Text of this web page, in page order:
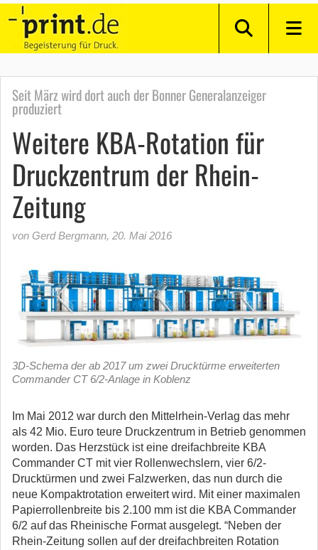
Seit März wird dort auch der Bonner Generalanzeiger
produziert
Weitere KBA-Rotation für
Druckzentrum der Rhein-
Zeitung
von Gerd Bergmann, 20. Mai 2016
3D-Schema der ab 2017 um zwei Drucktürme erweiterten
Commander CT 6/2-Anlage in Koblenz
Im Mai 2012 war durch den Mittelrhein-Verlag das mehr
als 42 Mio. Euro teure Druckzentrum in Betrieb genommen
worden. Das Herzstück ist eine dreifachbreite KBA
Commander CT mit vier Rollenwechslern, vier 6/2-
Drucktürmen und zwei Falzwerken, das nun durch die
neue Kompaktrotation erweitert wird. Mit einer maximalen
Papierrollenbreite bis 2.100 mm ist die KBA Commander
6/2 auf das Rheinische Format ausgelegt. “Neben der
Rhein-Zeitung sollen auf der dreifachbreiten Rotation